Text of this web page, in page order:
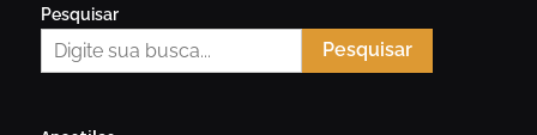
Pesquisar
Pesquisar